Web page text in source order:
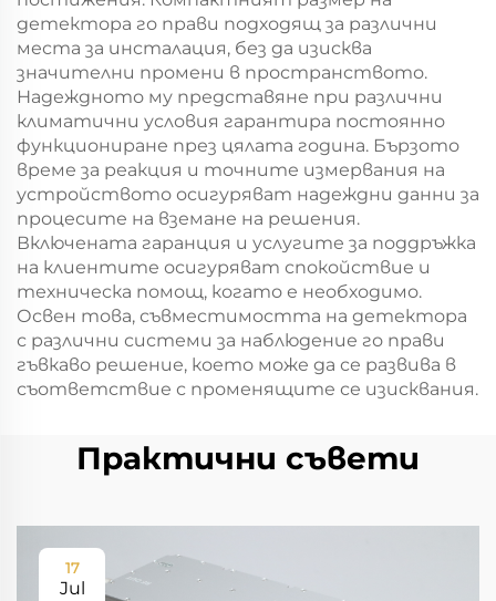
детектора го прави подходящ за различни
места за инсталация, без да изисква
значителни промени в пространството.
Надеждното му представяне при различни
климатични условия гарантира постоянно
функциониране през цялата година. Бързото
време за реакция и точните измервания на
устройството осигуряват надеждни данни за
процесите на вземане на решения.
Включената гаранция и услугите за поддръжка
на клиентите осигуряват спокойствие и
техническа помощ, когато е необходимо.
Освен това, съвместимостта на детектора
с различни системи за наблюдение го прави
гъвкаво решение, което може да се развива в
съответствие с променящите се изисквания.
Практични съвети
17
Jul